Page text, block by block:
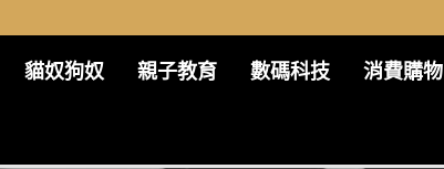
貓奴狗奴 親子教育 數碼科技 消費購物